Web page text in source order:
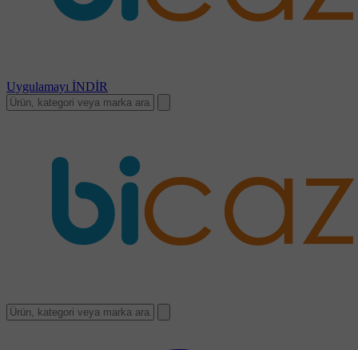
Uygulamayı İNDİR